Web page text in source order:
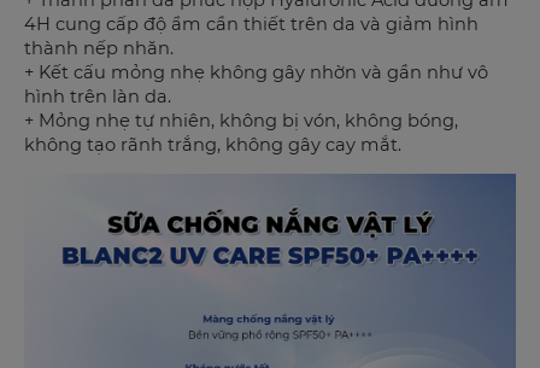
4H cung cấp độ ẩm cần thiết trên da và giảm hình
thành nếp nhăn.
+ Kết cấu mỏng nhẹ không gây nhờn và gần như vô
hình trên làn da.
+ Mỏng nhẹ tự nhiên, không bị vón, không bóng,
không tạo rãnh trắng, không gây cay mắt.